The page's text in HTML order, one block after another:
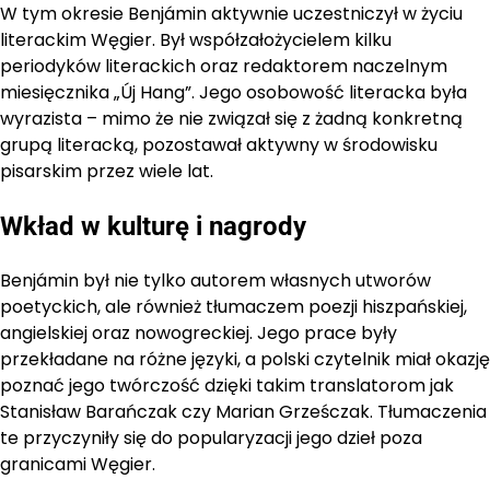
W tym okresie Benjámin aktywnie uczestniczył w życiu
literackim Węgier. Był współzałożycielem kilku
periodyków literackich oraz redaktorem naczelnym
miesięcznika „Új Hang”. Jego osobowość literacka była
wyrazista – mimo że nie związał się z żadną konkretną
grupą literacką, pozostawał aktywny w środowisku
pisarskim przez wiele lat.
Wkład w kulturę i nagrody
Benjámin był nie tylko autorem własnych utworów
poetyckich, ale również tłumaczem poezji hiszpańskiej,
angielskiej oraz nowogreckiej. Jego prace były
przekładane na różne języki, a polski czytelnik miał okazję
poznać jego twórczość dzięki takim translatorom jak
Stanisław Barańczak czy Marian Grześczak. Tłumaczenia
te przyczyniły się do popularyzacji jego dzieł poza
granicami Węgier.